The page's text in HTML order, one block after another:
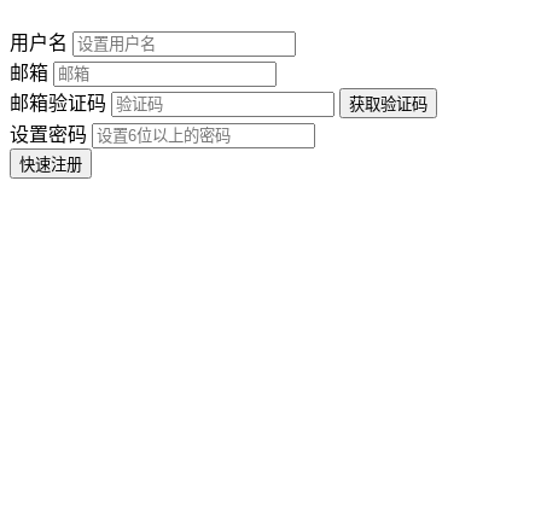
用户名
邮箱
邮箱验证码
设置密码